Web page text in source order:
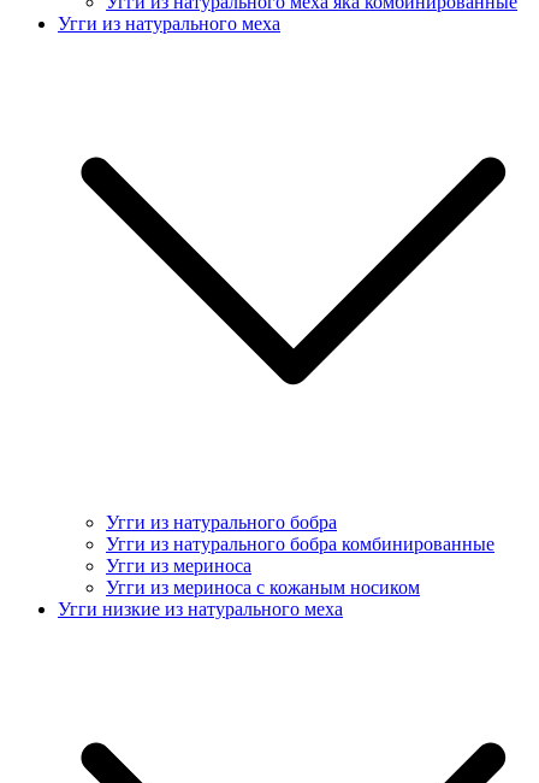
Угги из натурального меха
Угги из натурального бобра
Угги из натурального бобра комбинированные
Угги из мериноса
Угги из мериноса с кожаным носиком
Угги низкие из натурального меха